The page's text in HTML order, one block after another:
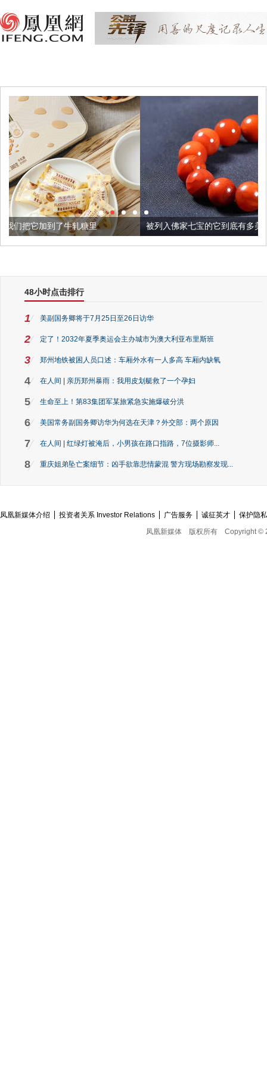
糖里 被列入佛家七宝的它到底有多美？
48小时点击排行
1 美副国务卿将于7月25日至26日访华
2 定了！2032年夏季奥运会主办城市为澳大利亚布里斯班
3 郑州地铁被困人员口述：车厢外水有一人多高 车厢内缺氧
4 在人间 | 亲历郑州暴雨：我用皮划艇救了一个孕妇
5 生命至上！第83集团军某旅紧急实施爆破分洪
6 美国常务副国务卿访华为何选在天津？外交部：两个原因
7 在人间 | 红绿灯被淹后，小男孩在路口指路，7位摄影师...
8 重庆姐弟坠亡案细节：凶手欲靠悲情蒙混 警方现场勘察发现...
凤凰新媒体介绍 投资者关系 Investor Relations 广告服务 诚征英才
保护隐
凤凰新媒体
版权所有 Copyright ©